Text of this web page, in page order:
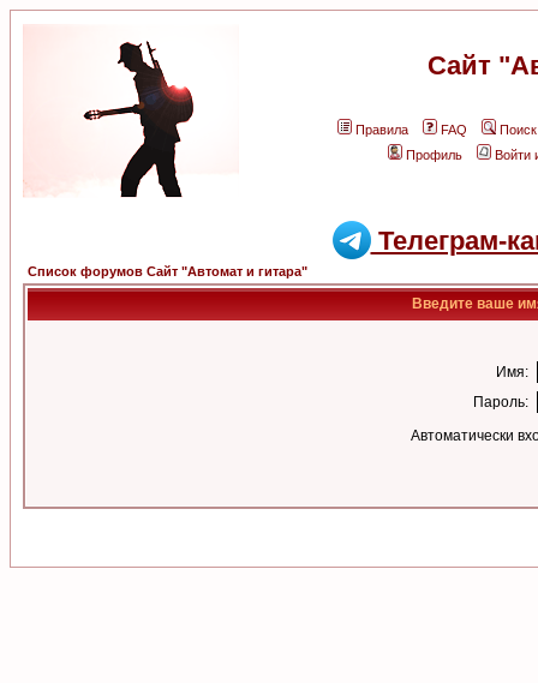
Сайт
Правила FAQ
Поиск
Профиль
Войти
Телеграм-
Список форумов Сайт "Автомат и гитара"
Введите ваше
Имя:
Пароль:
Автоматически